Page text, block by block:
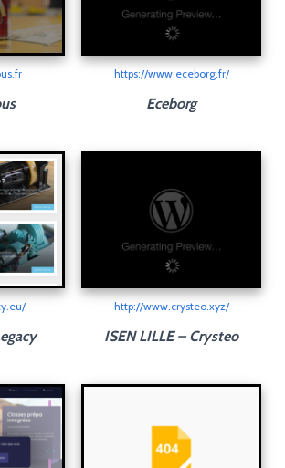
https://www.eceborg.fr/
Eceborg
http://www.crysteo.xyz/
ISEN LILLE – Crysteo